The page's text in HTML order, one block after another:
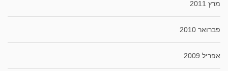
מרץ 2011
פברואר 2010
אפריל 2009